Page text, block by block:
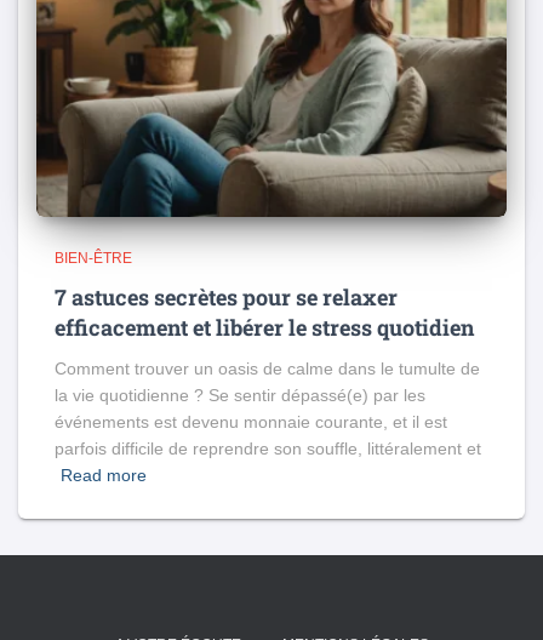
BIEN-ÊTRE
7 astuces secrètes pour se relaxer
efficacement et libérer le stress quotidien
Comment trouver un oasis de calme dans le tumulte de
la vie quotidienne ? Se sentir dépassé(e) par les
événements est devenu monnaie courante, et il est
parfois difficile de reprendre son souffle, littéralement et
Read more